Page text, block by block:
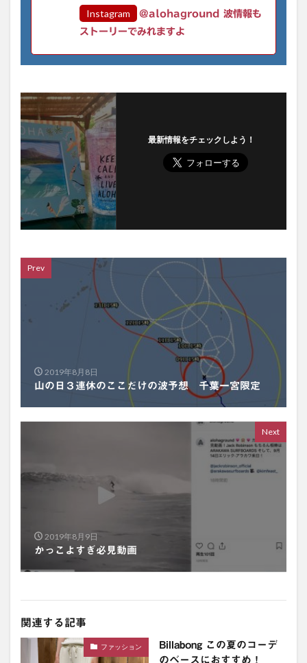
Instagram
@alohaground 波情報も
ストーリーでみれますよ
最新情報をチェックしよう！
Prev
2019年8月8日
山の日３連休のここだけの波予想 千葉一宮限定
Next
2019年8月9日
かっこよすぎ必見動画
関連する記事
ファッション
Billabong この夏のコーデ
のベースにおすすめ！